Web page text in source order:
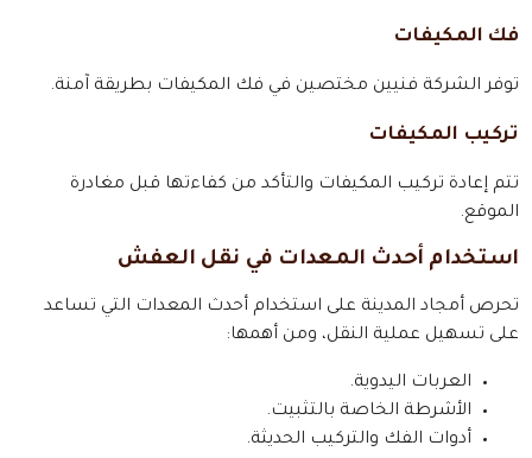
فك المكيفات
توفر الشركة فنيين مختصين في فك المكيفات بطريقة آمنة.
تركيب المكيفات
تتم إعادة تركيب المكيفات والتأكد من كفاءتها قبل مغادرة
الموقع.
استخدام أحدث المعدات في نقل العفش
تحرص أمجاد المدينة على استخدام أحدث المعدات التي تساعد
على تسهيل عملية النقل، ومن أهمها:
العربات اليدوية.
الأشرطة الخاصة بالتثبيت.
أدوات الفك والتركيب الحديثة.